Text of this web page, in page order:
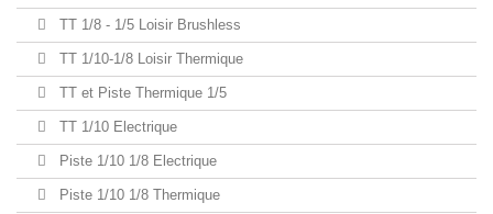
TT 1/8 - 1/5 Loisir Brushless
TT 1/10-1/8 Loisir Thermique
TT et Piste Thermique 1/5
TT 1/10 Electrique
Piste 1/10 1/8 Electrique
Piste 1/10 1/8 Thermique